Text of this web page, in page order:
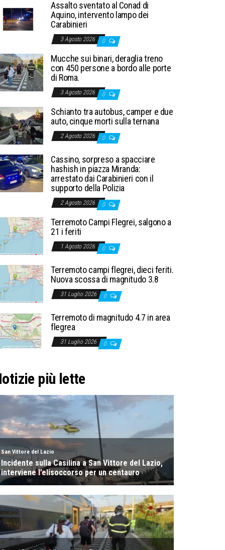
Assalto sventato al Conad di
Aquino, intervento lampo dei
Carabinieri
3 Agosto 2026 0
Mucche sui binari, deraglia treno
con 450 persone a bordo alle porte
di Roma.
3 Agosto 2026 0
Schianto tra autobus, camper e due
auto, cinque morti sulla ternana
2 Agosto 2026 0
Cassino, sorpreso a spacciare
hashish in piazza Miranda:
arrestato dai Carabinieri con il
supporto della Polizia
2 Agosto 2026 0
Terremoto Campi Flegrei, salgono a
21 i feriti
1 Agosto 2026 0
Terremoto campi flegrei, dieci feriti.
Nuova scossa di magnitudo 3.8
31 Luglio 2026 0
Terremoto di magnitudo 4.7 in area
flegrea
31 Luglio 2026 0
più lette